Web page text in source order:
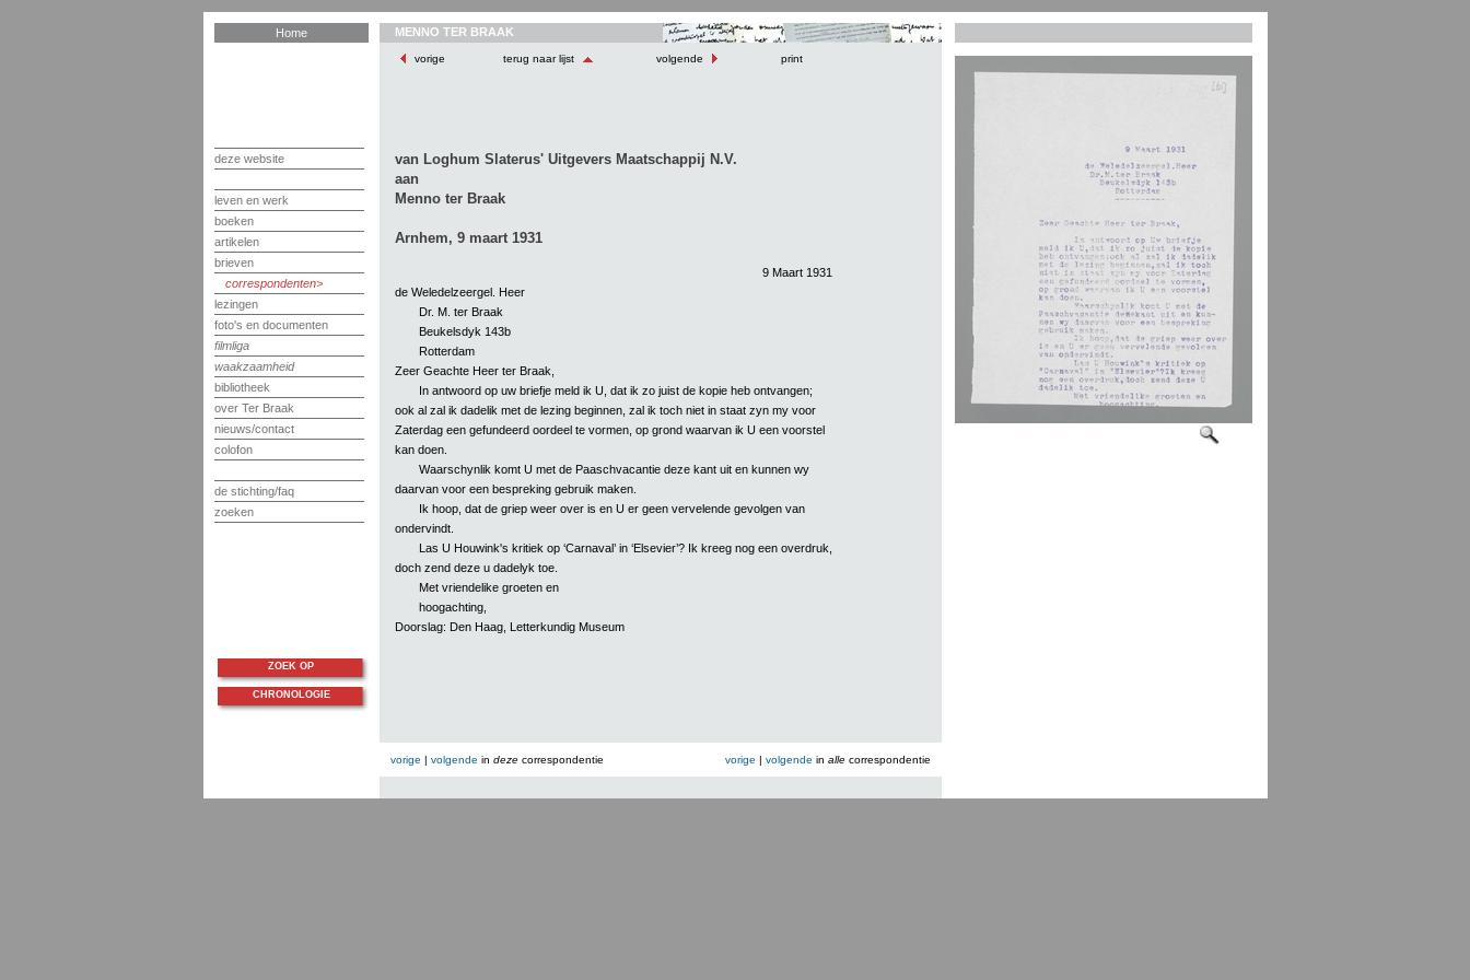
Home
deze website
leven en werk
boeken
artikelen
brieven
correspondenten
lezingen
foto's en documenten
filmliga
waakzaamheid
bibliotheek
over Ter Braak
nieuws/contact
colofon
de stichting/faq
zoeken
MENNO TER BRAAK
vorige terug naar lijst volgende print
van Loghum Slaterus' Uitgevers Maatschappij N.V.
aan
Menno ter Braak
Arnhem, 9 maart 1931
9 Maart 1931
de Weledelzeergel. Heer
Dr. M. ter Braak
Beukelsdyk 143b
Rotterdam
Zeer Geachte Heer ter Braak,
In antwoord op uw briefje meld ik U, dat ik zo juist de kopie heb ontvangen;
ook al zal ik dadelik met de lezing beginnen, zal ik toch niet in staat zyn my voor
Zaterdag een gefundeerd oordeel te vormen, op grond waarvan ik U een voorstel
kan doen.
Waarschynlik komt U met de Paaschvacantie deze kant uit en kunnen wy
daarvan voor een bespreking gebruik maken.
Ik hoop, dat de griep weer over is en U er geen vervelende gevolgen van
ondervindt.
Las U Houwink's kritiek op ‘Carnaval’ in ‘Elsevier’? Ik kreeg nog een overdruk,
doch zend deze u dadelyk toe.
Met vriendelike groeten en
hoogachting,
Doorslag: Den Haag, Letterkundig Museum
vorige | volgende in dezecorrespondentie vorige | volgende in allecorrespondentie
ZOEK OP
CHRONOLOGIE